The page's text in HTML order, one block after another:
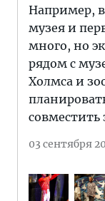
Например, в
музея и
много, но
рядом с
Холмса и
совместить
03 сентября